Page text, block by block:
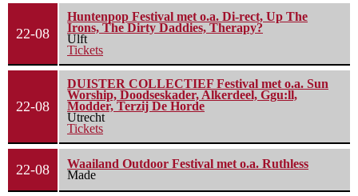
22-08
Huntenpop Festival met o.a. Di-rect, Up The
Irons, The Dirty Daddies, Therapy?
Ulft
Tickets
22-08
DUISTER COLLECTIEF Festival met o.a. Sun
Worship, Doodseskader, Alkerdeel, Ggu:ll,
Modder, Terzij De Horde
Utrecht
Tickets
22-08
Waailand Outdoor Festival met o.a. Ruthless
Made